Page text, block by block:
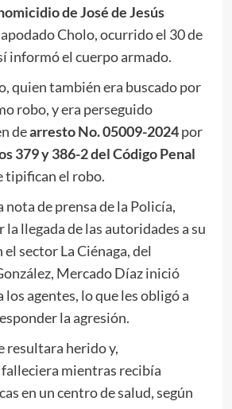
de José de Jesús
Cholo, ocurrido el 30 de
informó el cuerpo armado.
quien también era buscado por
robo, y era perseguido
dearresto No. 05009-2024por
379 y 386-2 del Código Penal
tipifican el robo.
nota de prensa de la Policía,
la llegada de las autoridades a su
sector La Ciénaga, del
Mercado Díaz inició
agentes, lo que les obligó a
la agresión.
resultara herido y,
mientras recibía
en un centro de salud, según